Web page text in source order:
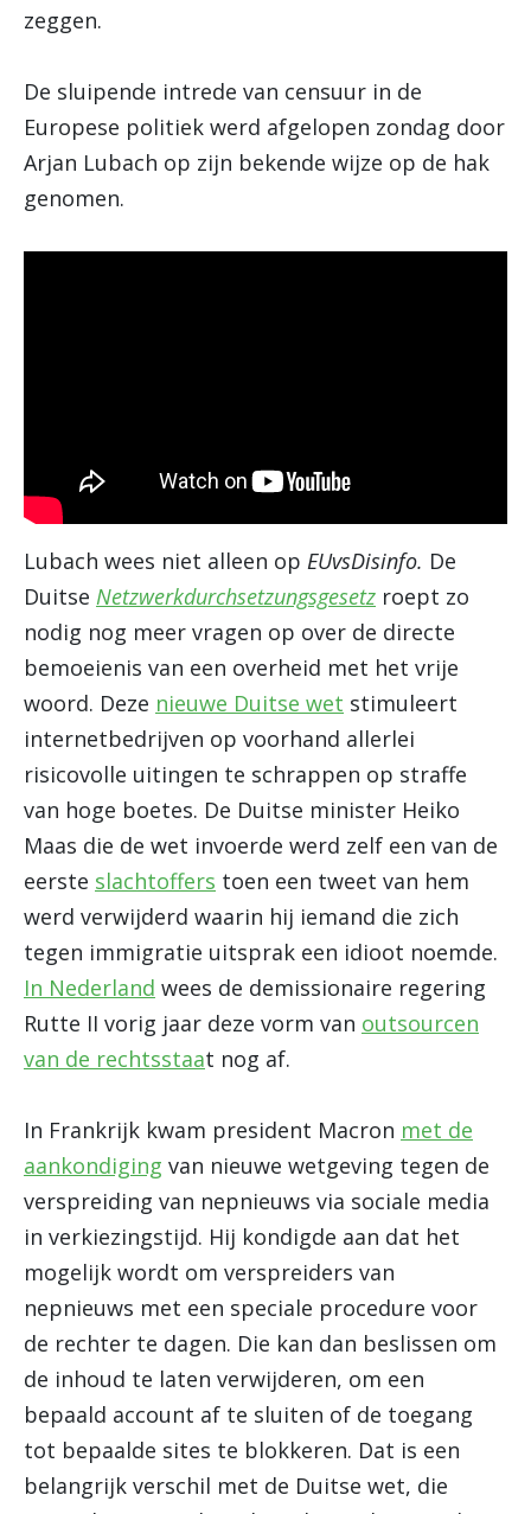
zeggen.
De sluipende intrede van censuur in de
Europese politiek werd afgelopen zondag door
Arjan Lubach op zijn bekende wijze op de hak
genomen.
Lubach wees niet alleen op EUvsDisinfo. De
Duitse Netzwerkdurchsetzungsgesetz roept zo
nodig nog meer vragen op over de directe
bemoeienis van een overheid met het vrije
woord. Deze nieuwe Duitse wet stimuleert
internetbedrijven op voorhand allerlei
risicovolle uitingen te schrappen op straffe
van hoge boetes. De Duitse minister Heiko
Maas die de wet invoerde werd zelf een van de
eerste slachtoffers toen een tweet van hem
werd verwijderd waarin hij iemand die zich
tegen immigratie uitsprak een idioot noemde.
In Nederland wees de demissionaire regering
Rutte II vorig jaar deze vorm van outsourcen
van de rechtsstaat nog af.
In Frankrijk kwam president Macron met de
aankondiging van nieuwe wetgeving tegen de
verspreiding van nepnieuws via sociale media
in verkiezingstijd. Hij kondigde aan dat het
mogelijk wordt om verspreiders van
nepnieuws met een speciale procedure voor
de rechter te dagen. Die kan dan beslissen om
de inhoud te laten verwijderen, om een
bepaald account af te sluiten of de toegang
tot bepaalde sites te blokkeren. Dat is een
belangrijk verschil met de Duitse wet, die